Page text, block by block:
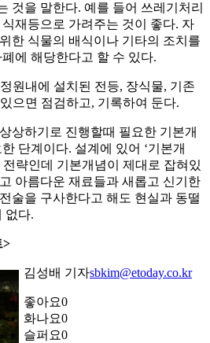
것을 말한다. 예를 들어 쓰레기처리
재등으로 가려주는 것이 좋다. 자
한 식물의 배식이나 기타의 조치를
에 해당한다고 할 수 있다.
원내에 설치된 전등, 장식물, 기존
으면 점검하고, 기록하여 둔다.
상하기로 진행할때 필요한 기본개
단계이다. 설계에 있어 ‘기본개
략인데 기본개념이 제대로 잡혀있
아름다운 재료들과 새롭고 신기한
술을 구사한다고 해도 현실과 동떨
없다.
>
김성배 기자sbkim@etoday.co.kr
좋아요0
화나요0
슬퍼요0